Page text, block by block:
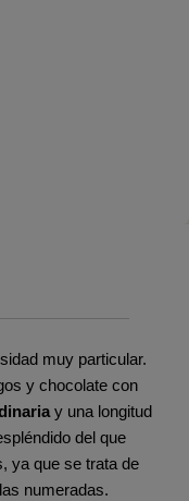
muy particular.
y chocolate con
y una longitud
del que
ya que se trata de
numeradas.